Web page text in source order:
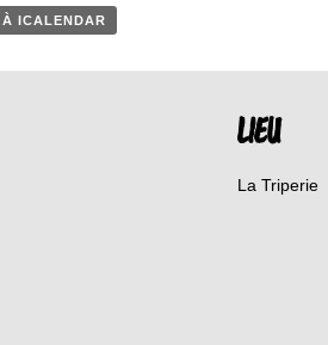
ICALENDAR
LIEU
La Triperie